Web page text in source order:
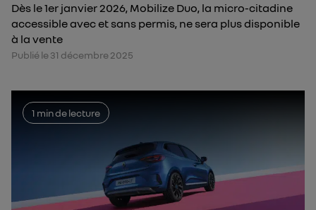
Dès le 1er janvier 2026, Mobilize Duo, la micro-citadine
accessible avec et sans permis, ne sera plus disponible
à la vente
Publié le 31 décembre 2025
1 min de lecture